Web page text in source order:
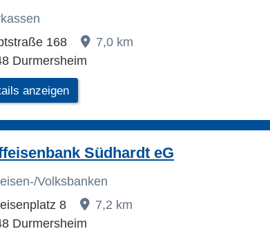
168
7,0 km
Durmersheim
anzeigen
Südhardt eG
Volksbanken
8
7,2 km
Durmersheim